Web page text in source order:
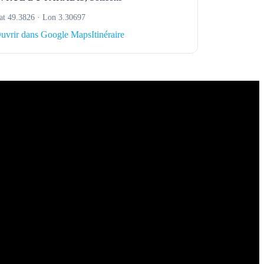
49.3826 · Lon 3.30697
dans Google MapsItinéraire